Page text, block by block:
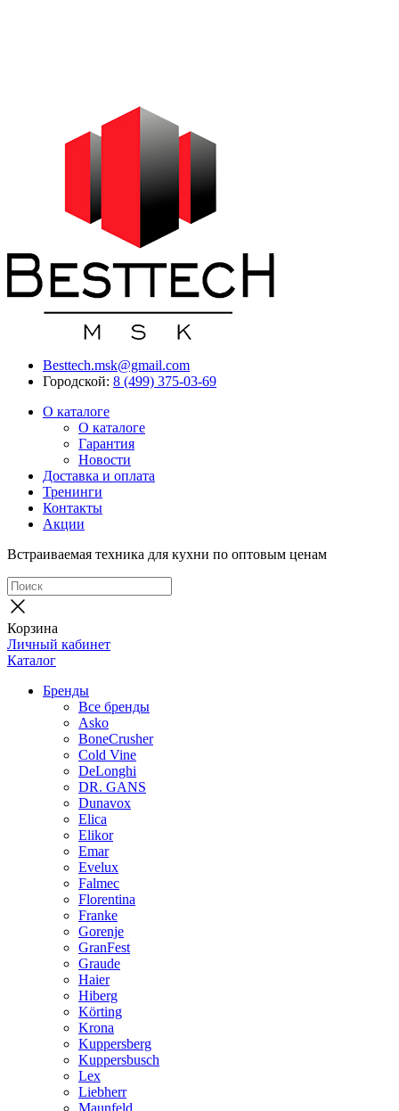
Besttech.msk@gmail.com
Городской: 8 (499) 375-03-69
О каталоге
О каталоге
Гарантия
Новости
Доставка и оплата
Тренинги
Контакты
Акции
Встраиваемая техника для кухни по оптовым ценам
Корзина
Личный кабинет
Каталог
Бренды
Все бренды
Asko
BoneCrusher
Cold Vine
DeLonghi
DR. GANS
Dunavox
Elica
Elikor
Emar
Evelux
Falmec
Florentina
Franke
Gorenje
GranFest
Graude
Haier
Hiberg
Körting
Krona
Kuppersberg
Kuppersbusch
Lex
Liebherr
Maunfeld